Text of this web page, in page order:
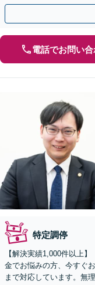
く、費用を可能な限り安
電話でお問い合
特定調停
【解決実績1,000件以上
金でお悩みの方、今すぐ
まで対応しています。無